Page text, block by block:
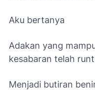
Aku bertanya
Adakan yang
kesabaran telah
Menjadi butiran